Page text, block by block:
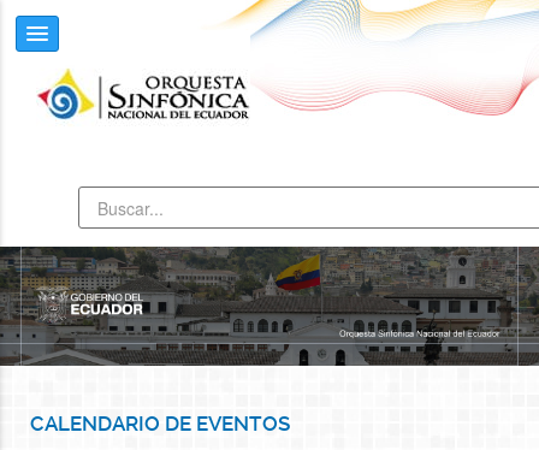
CALENDARIO DE EVENTOS